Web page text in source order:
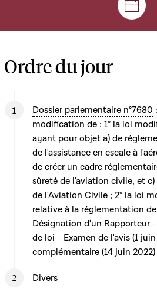
Ordre du jour
Dossier parlementaire n°7680
modification de : 1° la loi
ayant pour objet a) de
de l'assistance en escale à
de créer un cadre
sûreté de l'aviation civile, et
de l'Aviation Civile ; 2° la loi
relative à la réglementation
Désignation d'un Rapporteur
de loi - Examen de l'avis (1
complémentaire (14 juin
Divers